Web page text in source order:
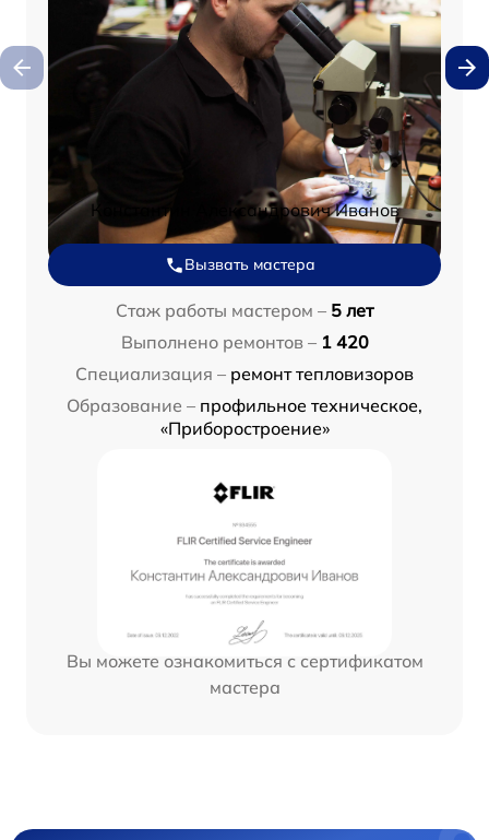
Константин Александрович Иванов
Вызвать мастера
Стаж работы мастером – 5 лет
Выполнено ремонтов – 1 420
Специализация – ремонт тепловизоров
Образование – профильное техническое,
«Приборостроение»
Вы можете ознакомиться с сертификатом
мастера